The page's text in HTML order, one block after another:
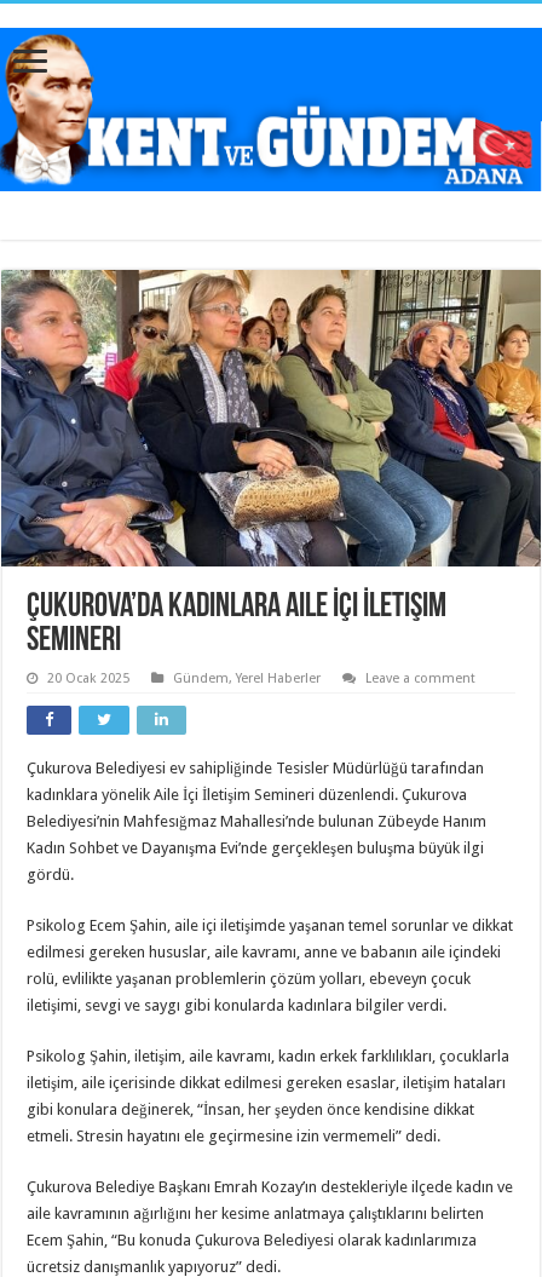
Çukurova’da Kadınlara Aile İçi İletişim
Semineri
20 Ocak 2025 Gündem,Yerel Haberler Leave a comment
Çukurova Belediyesi ev sahipliğinde Tesisler Müdürlüğü tarafından
kadınklara yönelik Aile İçi İletişim Semineri düzenlendi. Çukurova
Belediyesi’nin Mahfesığmaz Mahallesi’nde bulunan Zübeyde Hanım
Kadın Sohbet ve Dayanışma Evi’nde gerçekleşen buluşma büyük ilgi
gördü.
Psikolog Ecem Şahin, aile içi iletişimde yaşanan temel sorunlar ve dikkat
edilmesi gereken hususlar, aile kavramı, anne ve babanın aile içindeki
rolü, evlilikte yaşanan problemlerin çözüm yolları, ebeveyn çocuk
iletişimi, sevgi ve saygı gibi konularda kadınlara bilgiler verdi.
Psikolog Şahin, iletişim, aile kavramı, kadın erkek farklılıkları, çocuklarla
iletişim, aile içerisinde dikkat edilmesi gereken esaslar, iletişim hataları
gibi konulara değinerek, “İnsan, her şeyden önce kendisine dikkat
etmeli. Stresin hayatını ele geçirmesine izin vermemeli” dedi.
Çukurova Belediye Başkanı Emrah Kozay’ın destekleriyle ilçede kadın ve
aile kavramının ağırlığını her kesime anlatmaya çalıştıklarını belirten
Ecem Şahin, “Bu konuda Çukurova Belediyesi olarak kadınlarımıza
ücretsiz danışmanlık yapıyoruz” dedi.